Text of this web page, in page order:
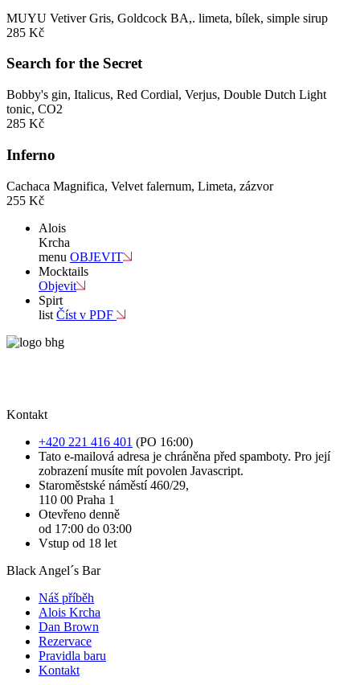
MUYU Vetiver Gris, Goldcock BA,. limeta, bílek, simple sirup
285 Kč
Search for the Secret
Bobby's gin, Italicus, Red Cordial, Verjus, Double Dutch Light
tonic, CO2
285 Kč
Inferno
Cachaca Magnifica, Velvet falernum, Limeta, zázvor
255 Kč
Alois
Krcha
menu OBJEVIT
Mocktails
Objevit
Spirt
list Číst v PDF
Kontakt
+420 221 416 401 (PO 16:00)
Tato e-mailová adresa je chráněna před spamboty. Pro její
zobrazení musíte mít povolen Javascript.
Staroměstské náměstí 460/29,
110 00 Praha 1
Otevřeno denně
od 17:00 do 03:00
Vstup od 18 let
Black Angel´s Bar
Náš příběh
Alois Krcha
Dan Brown
Rezervace
Pravidla baru
Kontakt